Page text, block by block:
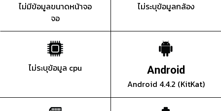
ไม่มีข้อมูลขนาดหน้าจอ
จอ
ไม่ระบุข้อมูลกล้อง
ไม่ระบุข้อมูล cpu Android
Android 4.4.2 (KitKat)